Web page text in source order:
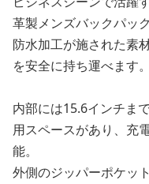
革製メンズバックパック
防水加工が施された素
を安全に持ち運べます。
内部には15.6インチま
用スペースがあり、充
能。
外側のジッパーポケッ